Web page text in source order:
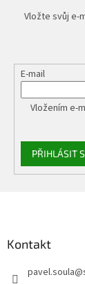
Vložte svůj e-
E-mail
Vložením e-
PŘIHLÁSIT
Kontakt
pavel.soula@